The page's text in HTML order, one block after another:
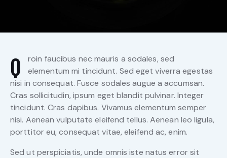
Q
roin faucibus nec mauris a sodales, sed
elementum mi tincidunt. Sed eget viverra egestas
nisi in consequat. Fusce sodales augue a accumsan.
Cras sollicitudin, ipsum eget blandit pulvinar. Integer
tincidunt. Cras dapibus. Vivamus elementum semper
nisi. Aenean vulputate eleifend tellus. Aenean leo ligula,
porttitor eu, consequat vitae, eleifend ac, enim.
Sed ut perspiciatis, unde omnis iste natus error sit